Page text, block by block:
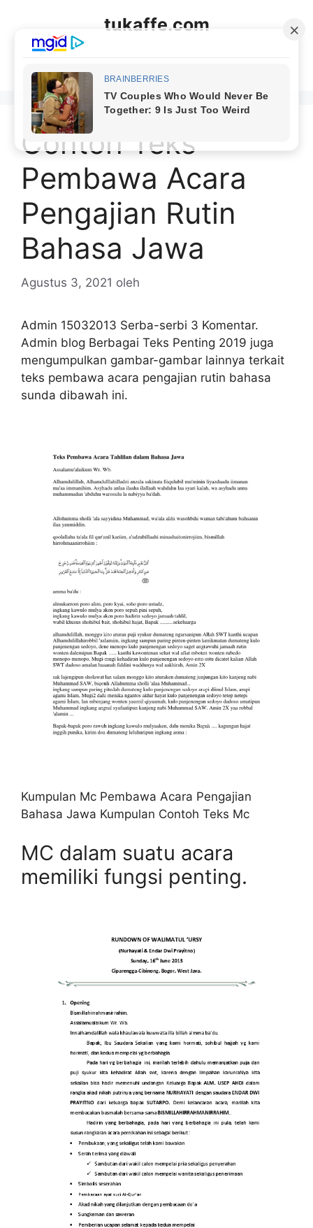
tukaffe.com
Contoh Teks
Pembawa Acara
Pengajian Rutin
Bahasa Jawa
Agustus 3, 2021 oleh
Admin 15032013 Serba-serbi 3 Komentar.
Admin blog Berbagai Teks Penting 2019 juga
mengumpulkan gambar-gambar lainnya terkait
teks pembawa acara pengajian rutin bahasa
sunda dibawah ini.
Kumpulan Mc Pembawa Acara Pengajian
Bahasa Jawa Kumpulan Contoh Teks Mc
MC dalam suatu acara
memiliki fungsi penting.